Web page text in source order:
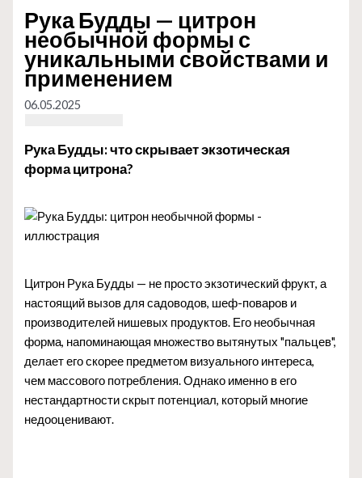
Рука Будды — цитрон
необычной формы с
уникальными свойствами и
применением
06.05.2025
Рука Будды: что скрывает экзотическая
форма цитрона?
Цитрон Рука Будды — не просто экзотический фрукт, а
настоящий вызов для садоводов, шеф-поваров и
производителей нишевых продуктов. Его необычная
форма, напоминающая множество вытянутых "пальцев",
делает его скорее предметом визуального интереса,
чем массового потребления. Однако именно в его
нестандартности скрыт потенциал, который многие
недооценивают.